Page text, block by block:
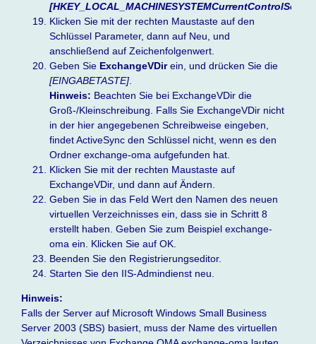
Klicken Sie mit der rechten Maustaste auf den
Schlüssel Parameter, dann auf Neu, und
anschließend auf Zeichenfolgenwert.
Geben Sie ExchangeVDirein, und drücken Sie die
[EINGABETASTE].
Hinweis: Beachten Sie bei ExchangeVDir die
Groß-/Kleinschreibung. Falls Sie ExchangeVDir nicht
in der hier angegebenen Schreibweise eingeben,
findet ActiveSync den Schlüssel nicht, wenn es den
Ordner exchange-oma aufgefunden hat.
Klicken Sie mit der rechten Maustaste auf
ExchangeVDir, und dann auf Ändern.
Geben Sie in das Feld Wert den Namen des neuen
virtuellen Verzeichnisses ein, dass sie in Schritt 8
erstellt haben. Geben Sie zum Beispiel exchange-
oma ein. Klicken Sie auf OK.
Beenden Sie den Registrierungseditor.
Starten Sie den IIS-Admindienst neu.
Hinweis:
Falls der Server auf Microsoft Windows Small Business
Server 2003 (SBS) basiert, muss der Name des virtuellen